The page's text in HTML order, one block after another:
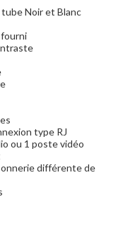
tube Noir et Blanc
type RJ
ou 1 poste vidéo
différente de